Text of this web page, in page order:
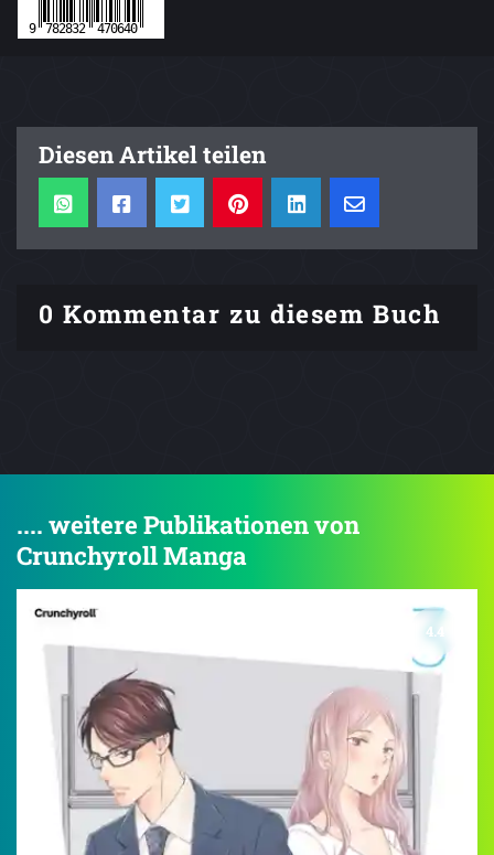
Diesen Artikel teilen
0 Kommentar zu diesem Buch
.... weitere Publikationen von
Crunchyroll Manga
4.4